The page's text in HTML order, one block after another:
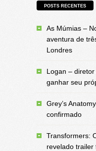
POSTS RECENTES
As Múmias –
aventura de
Londres
Logan –
ganhar seu
Grey’s
confirmado
Transformers:
revelado trailer